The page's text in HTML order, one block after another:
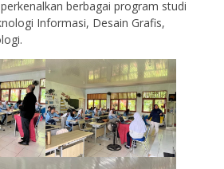
berbagai program studi
Informasi, Desain Grafis,